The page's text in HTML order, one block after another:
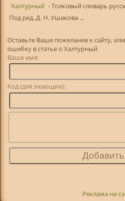
Халтурный - Толковый словарь
Под ред. Д. Н. Ушакова ...
Оставьте Ваше пожелание к сайту,
ошибку в статье о Халтурный
Ваше имя:
Код (для знающих):
Реклама на